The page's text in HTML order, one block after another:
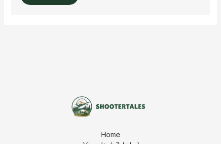
Home